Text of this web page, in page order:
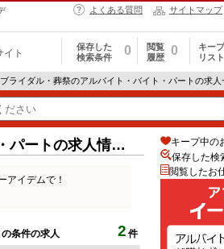
よくある質問 サイトマップ
イト
保存した
検索条件
0
閲覧
履歴
0
キープ
リスト
ライダル・葬祭のアルバイト・バイト・パートの求人
パートの求人情報
アイデムで！
の条件の求人 2 件
キープ中の
保存した検
閲覧したお